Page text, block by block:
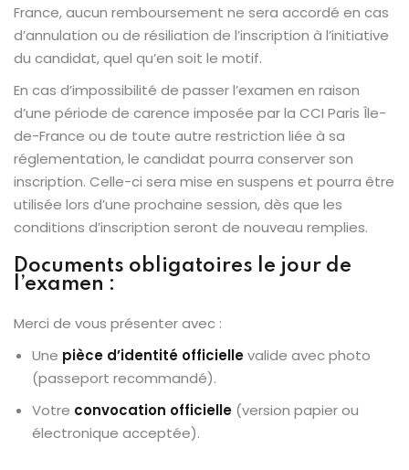
France, aucun remboursement ne sera accordé en cas
d’annulation ou de résiliation de l’inscription à l’initiative
du candidat, quel qu’en soit le motif.
En cas d’impossibilité de passer l’examen en raison
d’une période de carence imposée par la CCI Paris Île-
de-France ou de toute autre restriction liée à sa
réglementation, le candidat pourra conserver son
inscription. Celle-ci sera mise en suspens et pourra être
utilisée lors d’une prochaine session, dès que les
conditions d’inscription seront de nouveau remplies.
Documents obligatoires le jour de
l’examen :
Merci de vous présenter avec :
Une pièce d’identité officiellevalide avec photo
(passeport recommandé).
Votre convocation officielle (version papier ou
électronique acceptée).